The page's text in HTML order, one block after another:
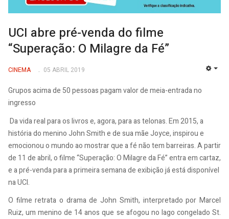
UCI abre pré-venda do filme
“Superação: O Milagre da Fé”
CINEMA 05 ABRIL 2019
Grupos acima de 50 pessoas pagam valor de meia-entrada no
ingresso
Da vida real para os livros e, agora, para as telonas. Em 2015, a
história do menino John Smith e de sua mãe Joyce, inspirou e
emocionou o mundo ao mostrar que a fé não tem barreiras. A partir
de 11 de abril, o filme “Superação: O Milagre da Fé” entra em cartaz,
e a pré-venda para a primeira semana de exibição já está disponível
na UCI.
O filme retrata o drama de John Smith, interpretado por Marcel
Ruiz, um menino de 14 anos que se afogou no lago congelado St.